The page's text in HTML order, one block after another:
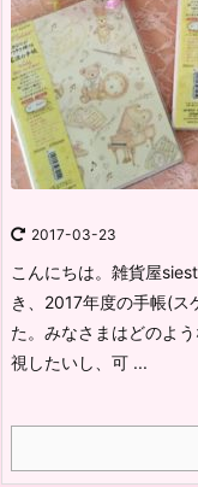
2017-03-23
こんにちは。雑貨屋
き、2017年度の手帳(ス
た。 みなさまはどのよ
視したいし、可 ...